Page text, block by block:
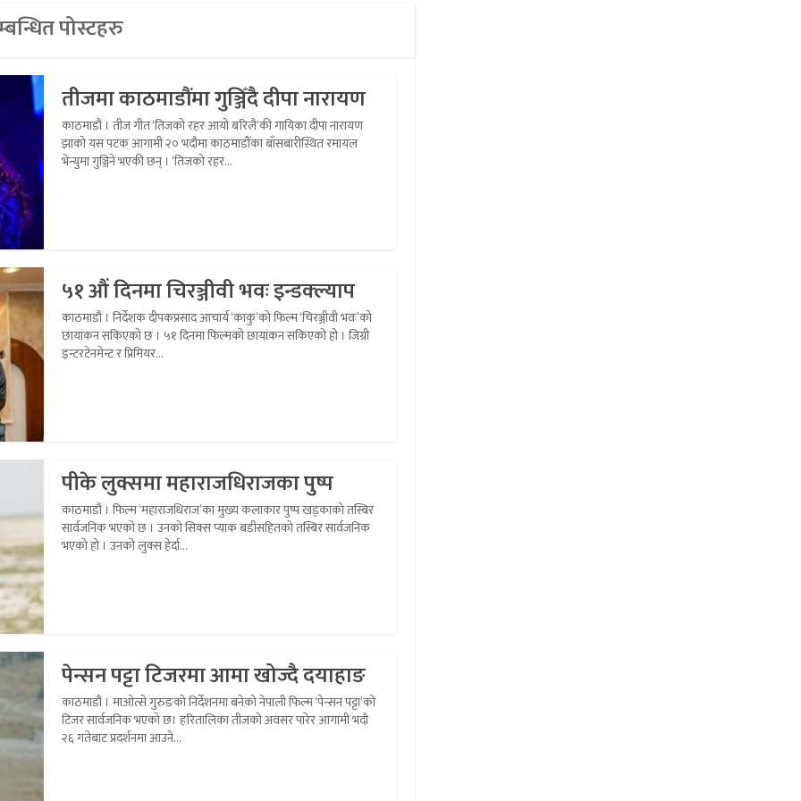
पोस्टहरु
तीजमा काठमाडौंमा गुञ्जिँदै दीपा नारायण
काठमाडौं । तीज गीत ‘तिजको रहर आयो बरिलै‘की गायिका दीपा नारायण
झाको यस पटक आगामी २० भदौमा काठमाडौँका बाँसबारीस्थित रमायल
भेन्युमा गुञ्जिने भएकी छन् । ‘तिजको रहर...
५१ औं दिनमा चिरञ्जीवी भवः इन्डक्ल्याप
काठमाडौं । निर्देशक दीपकप्रसाद आचार्य ‘काकु’को फिल्म ‘चिरञ्जीवी भवः’को
छायांकन सकिएको छ । ५१ दिनमा फिल्मको छायांकन सकिएको हो । जिग्री
इन्टरटेनमेन्ट र प्रिमियर...
पीके लुक्समा महाराजधिराजका पुष्प
काठमाडौं । फिल्म ‘महाराजधिराज’का मुख्य कलाकार पुष्प खड्काको तस्बिर
सार्वजनिक भएको छ । उनको सिक्स प्याक बडीसहितको तस्बिर सार्वजनिक
भएको हो । उनको लुक्स हेर्दा...
पेन्सन पट्टा टिजरमा आमा खोज्दै दयाहाङ
काठमाडौं । माओत्से गुरुङको निर्देशनमा बनेको नेपाली फिल्म ‘पेन्सन पट्टा’को
टिजर सार्वजनिक भएको छ। हरितालिका तीजको अवसर पारेर आगामी भदौ
२६ गतेबाट प्रदर्शनमा आउने...